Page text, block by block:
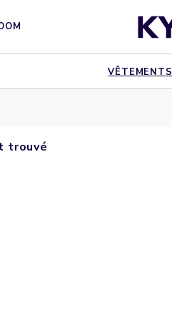
VÊTEMENTS
trouvé